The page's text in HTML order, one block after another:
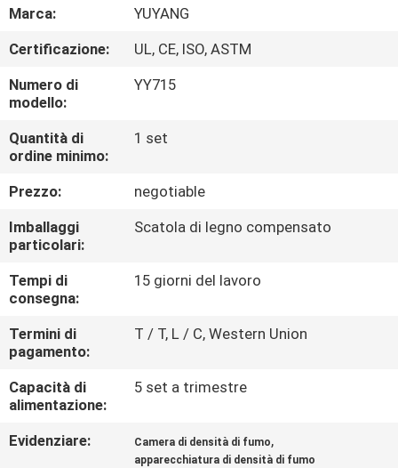
CIRCA
NOI
GIRO
DELLA
FABBRICA
CONTATTICI
NOTIZIE
RICHIEDA
UNA
CITAZIONE
MAPPA
Marca:
YUYANG
Certificazione:
UL, CE, ISO, ASTM
Numero di
modello:
YY715
Quantità di
ordine minimo:
1 set
Prezzo:
negotiable
Imballaggi
particolari:
Scatola di legno compensato
Tempi di
consegna:
15 giorni del lavoro
Termini di
pagamento:
T / T, L / C, Western Union
Capacità di
alimentazione:
5 set a trimestre
Evidenziare: Camera di densità di fumo,
apparecchiatura di densità di fumo